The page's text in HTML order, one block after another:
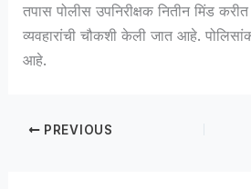
तपास पोलीस उपनिरीक्षक नितीन मिंड
व्यवहारांची चौकशी केली जात आहे.
आहे.
PREVIOUS